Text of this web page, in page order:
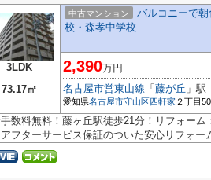
3LDK
73.17㎡
中古マンション
バルコニーで
校・森孝中学校
2,390万円
名古屋市営東山線 「 藤が丘 」駅
愛知県名古屋市守山区四軒家 ２丁目
数料無料！藤ヶ丘駅徒歩21分！リフォー
フターサービス保証のついた安心リフォー